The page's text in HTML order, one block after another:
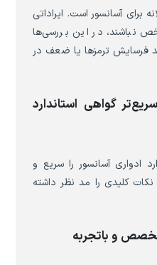
برای آسانسور است. ایراداتی
در این بررسی‌ها
فرسایش ترمزها یا ضعف در
گواهی استاندارد
ادواری آسانسور را سریع و
کلیدی را مد نظر داشته